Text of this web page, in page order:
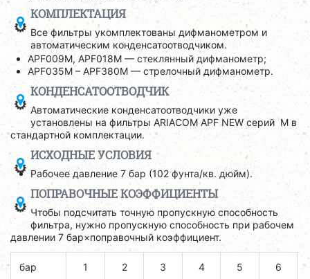
КОМПЛЕКТАЦИЯ
Все фильтры укомплектованы дифманометром и
автоматическим конденсатоотводчиком.
APF009M, APF018M — стеклянный дифманометр;
APF035M – APF380M — стрелочный дифманометр.
КОНДЕНСАТООТВОДЧИК
Автоматические конденсатоотводчики уже
установлены на фильтры ARIACOM APF NEW серий M в
стандартной комплектации.
ИСХОДНЫЕ УСЛОВИЯ
Рабочее давление 7 бар (102 фунта/кв. дюйм).
ПОПРАВОЧНЫЕ КОЭФФИЦИЕНТЫ
Чтобы подсчитать точную пропускную способность
фильтра, нужно пропускную способность при рабочем
давлении 7 бар×поправочный коэффициент.
бар 1 2 3 4 5 6